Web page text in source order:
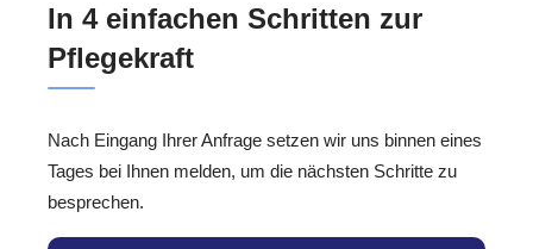
In 4 einfachen Schritten zur
Pflegekraft
Nach Eingang Ihrer Anfrage setzen wir uns binnen eines
Tages bei Ihnen melden, um die nächsten Schritte zu
besprechen.